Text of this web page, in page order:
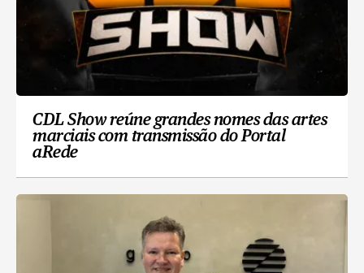
CDL Show reúne grandes nomes das artes
marciais com transmissão do Portal
aRede